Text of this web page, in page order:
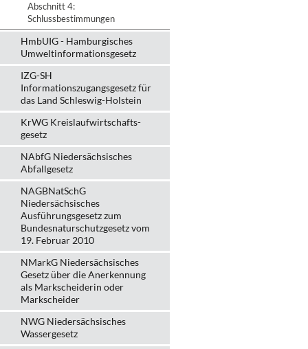
Abschnitt 4:
Schlussbestimmungen
HmbUIG - Hamburgisches
Umweltinformationsgesetz
IZG-SH
Informationszugangsgesetz für
das Land Schleswig-Holstein
KrWG Kreislaufwirtschafts­
gesetz
NAbfG Niedersächsisches
Abfallgesetz
NAGBNatSchG
Niedersächsisches
Ausführungsgesetz zum
Bundesnaturschutzgesetz vom
19. Februar 2010
NMarkG Niedersächsisches
Gesetz über die Anerkennung
als Markscheiderin oder
Markscheider
NWG Niedersächsisches
Wassergesetz